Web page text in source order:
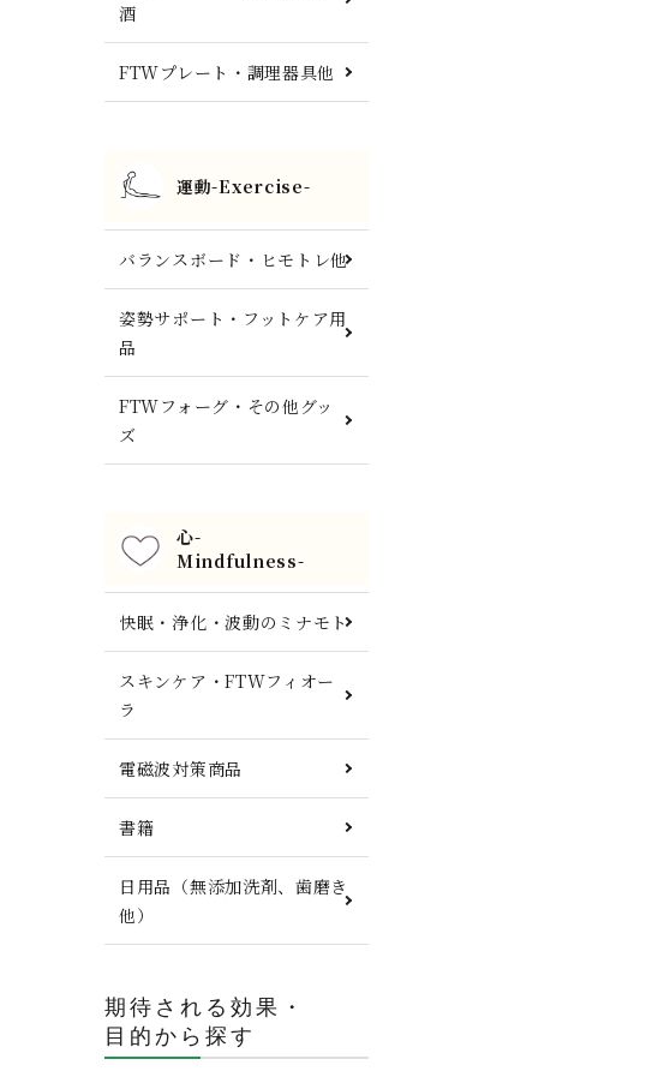
酒
FTWプレート・調理器具他
運動-Exercise-
バランスボード・ヒモトレ他
姿勢サポート・フットケア用
品
FTWフォーグ・その他グッ
ズ
心-
Mindfulness-
快眠・浄化・波動のミナモト
スキンケア・FTWフィオー
ラ
電磁波対策商品
書籍
日用品（無添加洗剤、歯磨き
他）
期待される効果・
目的から探す